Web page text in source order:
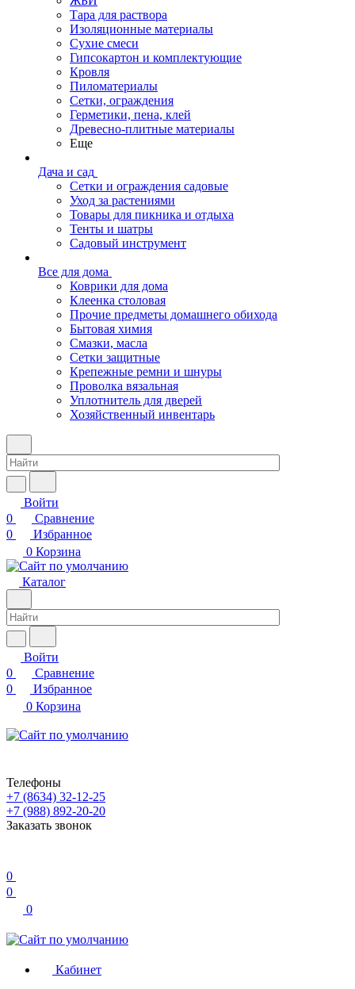
Тара для раствора
Изоляционные материалы
Сухие смеси
Гипсокартон и комплектующие
Кровля
Пиломатериалы
Сетки, ограждения
Герметики, пена, клей
Древесно-плитные материалы
Еще
Дача и сад
Сетки и ограждения садовые
Уход за растениями
Товары для пикника и отдыха
Тенты и шатры
Садовый инструмент
Все для дома
Коврики для дома
Клеенка столовая
Прочие предметы домашнего обихода
Бытовая химия
Смазки, масла
Сетки защитные
Крепежные ремни и шнуры
Проволка вязальная
Уплотнитель для дверей
Хозяйственный инвентарь
Войти
0
Сравнение
0
Избранное
0 Корзина
Каталог
Войти
0
Сравнение
0
Избранное
0 Корзина
Телефоны
+7 (8634) 32-12-25
+7 (988) 892-20-20
Заказать звонок
0
0
0
Кабинет